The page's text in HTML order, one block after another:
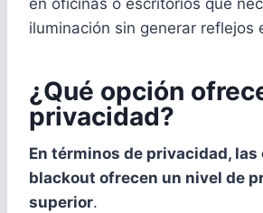
en oficinas o escritorios que
iluminación sin generar reflejos
¿Qué opción
privacidad?
En términos de privacidad,
blackout ofrecen un nivel de
superior.